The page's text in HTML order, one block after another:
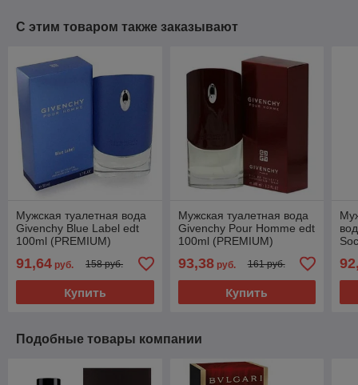
С этим товаром также заказывают
Мужская туалетная вода
Givenchy Blue Label edt
100ml (PREMIUM)
91,64 руб. 158 руб.
Купить
Мужская туалетная вода
Givenchy Pour Homme edt
100ml (PREMIUM)
93,38руб. 161 руб.
Купить
Подобные товары компании